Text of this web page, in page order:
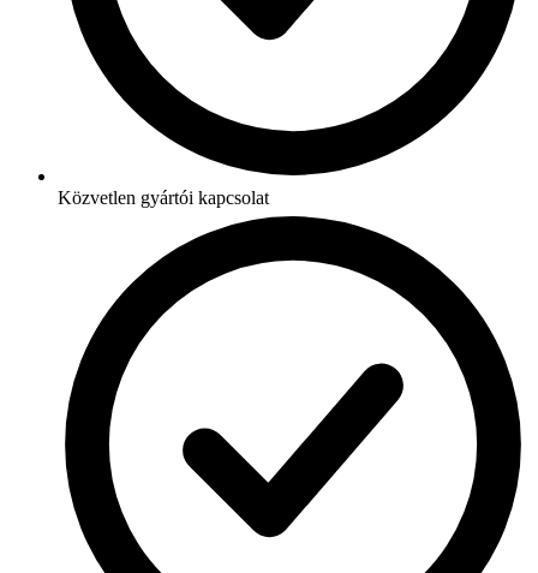
Közvetlen gyártói kapcsolat